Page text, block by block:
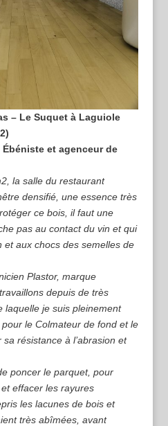
– Le Suquet à Laguiole
Ébéniste et agenceur de
la salle du restaurant
densifié, une essence très
ce bois, il faut une
pas au contact du vin et qui
et aux chocs des semelles de
Plastor, marque
depuis de très
laquelle je suis pleinement
le Colmateur de fond et le
résistance à l’abrasion et
poncer le parquet, pour
effacer les rayures
les lacunes de bois et
très abîmées, avant